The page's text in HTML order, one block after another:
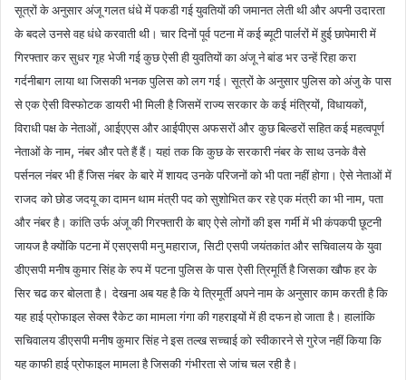
सूत्रों के अनुसार अंजू गलत धंधे में पकडी गई युवतियों की जमानत लेती थी और अपनी उदारता
के बदले उनसे वह धंधे करवाती थी। चार दिनों पूर्व पटना में कई ब्यूटी पार्लरों में हुई छापेमारी में
गिरफ्तार कर सुधर गृह भेजी गई कुछ ऐसी ही युवतियों का अंजू ने बांड भर उन्हें रिहा करा
गर्दनीबाग लाया था जिसकी भनक पुलिस को लग गई। सूत्रों के अनुसार पुलिस को अंजु के पास
से एक ऐसी विस्फोटक डायरी भी मिली है जिसमें राज्य सरकार के कई मंत्रियों,विधायकों,
विराधी पक्ष के नेताओं, आईएएस और आईपीएस अफसरों और कुछ बिल्डरों सहित कई महत्वपूर्ण
नेताओं के नाम,नंबर और पते हैं हैं। यहां तक कि कुछ के सरकारी नंबर के साथ उनके वैसे
पर्सनल नंबर भी हैं जिस नंबर के बारे में शायद उनके परिजनों को भी पता नहीं होगा। ऐसे नेताओं में
राजद को छोड जदयू का दामन थाम मंत्री पद को सुशोभित कर रहे एक मंत्री का भी नाम,पता
और नंबर है। कांति उर्फ अंजू की गिरफ्तारी के बाए ऐसे लोगों की इस गर्मी में भी कंपकपी छूटनी
जायज है क्योंकि पटना में एसएसपी मनु महाराज,सिटी एसपी जयंतकांत और सचिवालय के युवा
डीएसपी मनीष कुमार सिंह के रुप में पटना पुलिस के पास ऐसी त्रिमूर्ति है जिसका खौफ हर के
सिर चढ कर बोलता है। देखना अब यह है कि ये त्रिमूर्तीं अपने नाम के अनुसार काम करती है कि
यह हाई प्रोफाइल सेक्स रैकेट का मामला गंगा की गहराइयों में ही दफन हो जाता है। हालांकि
सचिवालय डीएसपी मनीष कुमार सिंह ने इस तल्ख सच्चाई को स्वीकारने से गुरेज नहीं किया कि
यह काफी हाई प्रोफाइल मामला है जिसकी गंभीरता से जांच चल रही है।